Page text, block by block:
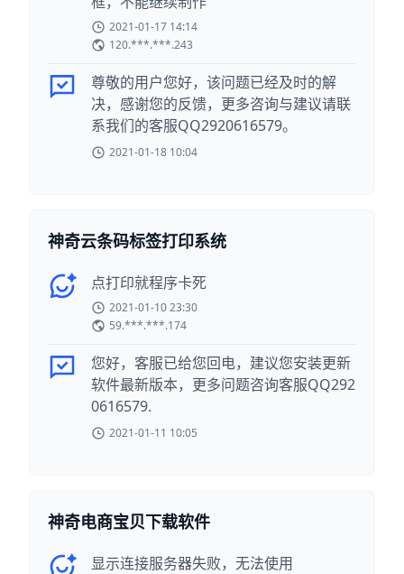
2021-01-17 14:14
120.***.***.243
尊敬的用户您好，该问题已经及时的解
决，感谢您的反馈，更多咨询与建议请联
系我们的客服QQ2920616579。
2021-01-18 10:04
神奇云条码标签打印系统
点打印就程序卡死
2021-01-10 23:30
59.***.***.174
您好，客服已给您回电，建议您安装更新
软件最新版本，更多问题咨询客服QQ292
0616579.
2021-01-11 10:05
神奇电商宝贝下载软件
显示连接服务器失败，无法使用